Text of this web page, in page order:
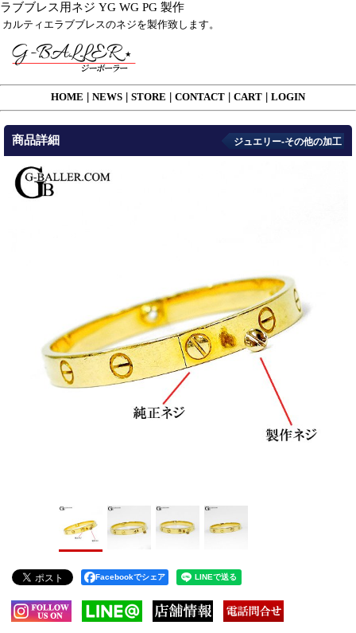
ラブブレス用ネジ YG WG PG 製作
カルティエラブブレスのネジを製作致します。
HOME NEWS STORE CONTACT CART LOGIN
商品詳細 ジュエリー-その他の加工
Facebookでシェア